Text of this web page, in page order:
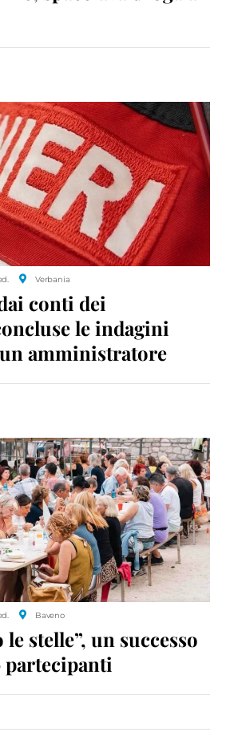
Verbania
conti dei
le indagini
amministratore
Baveno
stelle”, un successo
partecipanti